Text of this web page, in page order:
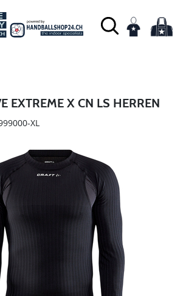
EXTREME X CN LS HERREN
XL